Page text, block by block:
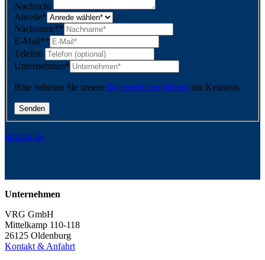
Nachricht
Anrede*
Nachname**
E-Mail**
Telefon
Unternehmen*
Bitte nehmen Sie unsere Datenschutzerklärung zur Kenntnis.
infovrg.de
Unternehmen
VRG GmbH
Mittelkamp 110-118
26125 Oldenburg
Kontakt & Anfahrt